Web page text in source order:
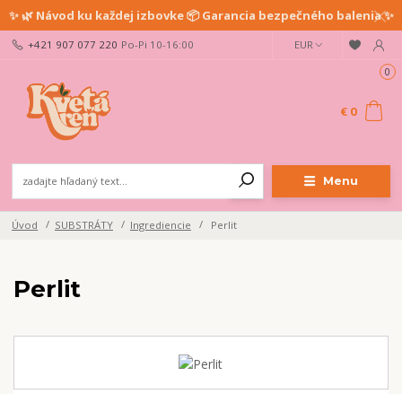
✨ 🌿 Návod ku každej izbovke 📦 Garancia bezpečného balenia ✨
Menu
EUR
+421 907 077 220 Po-Pi 10-16:00
0
€ 0
Úvod SUBSTRÁTY Ingrediencie Perlit
Perlit